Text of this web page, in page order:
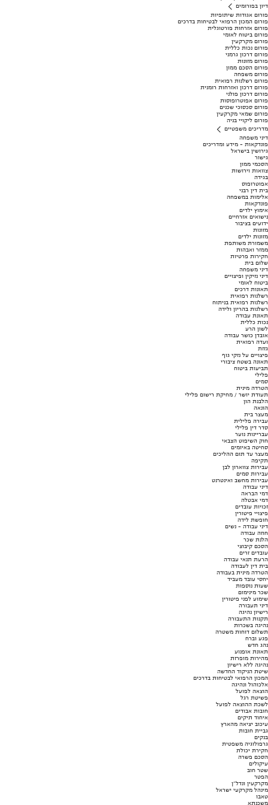
דיון בפורומים
פורום אגודות שיתופיות
פורום המכון הרפואי לבטיחות בדרכים
פורום אזרחות פורטוגלית
פורום ביטוח לאומי
פורום מקרקעין
פורום נכות כללית
פורום דרכון גרמני
פורום מזונות
פורום הסכם ממון
פורום משפחה
פורום רשלנות רפואית
פורום דרכון ואזרחות רומנית
פורום דרכון פולני
פורום אפוטרופוסות
פורום סכסוכי שכנים
פורום שמאי מקרקעין
פורום ליקויי בניה
מדריכים משפטיים
דיני משפחה
פונדקאות - מידע ומדריכים
גירושין בישראל
גישור
הסכמי ממון
צוואות וירושות
בגידה
אפוטרופוס
בית דין רבני
אלימות במשפחה
פונדקאות
אימוץ ילדים
נישואים אזרחיים
ידועים בציבור
מזונות
מזונות ילדים
משמורת משותפת
ממזר ואבהות
חקירות פרטיות
שלום בית
דיני משפחה
דיני נזיקין ופיצויים
ביטוח לאומי
תאונות דרכים
רשלנות רפואית
רשלנות רפואית בניתוח
רשלנות בהריון ולידה
תאונת עבודה
נכות כללית
לשון הרע
אובדן כושר עבודה
ועדה רפואית
גזזת
פיצויים על נזקי גוף
תאונה בשטח ציבורי
תביעות ביטוח
פלילי
סמים
הטרדה מינית
תעודת יושר / מחיקת רישום פלילי
הלבנת הון
הונאה
מעצר בית
עבירה פלילית
סדר דין פלילי
עבריינות נוער
חוק השיפוט הצבאי
סחיטה באיומים
מעצר עד תום ההליכים
תקיפה
עבירות צווארון לבן
עבירות סמים
עבירות מחשב ואינטרנט
דיני עבודה
דמי הבראה
דמי אבטלה
זכויות עובדים
פיצויי פיטורין
חופשת לידה
דיני עבודה - נשים
חוזה עבודה
הלנת שכר
הסכם קיבוצי
עובדים זרים
הרעת תנאי עבודה
בית דין לעבודה
הטרדה מינית בעבודה
יחסי עובד מעביד
שעות נוספות
שכר מינימום
שימוע לפני פיטורין
דיני תעבורה
רישיון נהיגה
תקנות התעבורה
נהיגה בשכרות
תשלום דוחות משטרה
פגע וברח
נהג חדש
תאונת אופנוע
מהירות מופרזת
נהיגה ללא רישיון
שיטת הניקוד החדשה
המכון הרפואי לבטיחות בדרכים
אלכוהול ונהיגה
הוצאה לפועל
פשיטת רגל
לשכת ההוצאה לפועל
חובות אבודים
איחוד תיקים
עיכוב יציאה מהארץ
גביית חובות
בנקים
גרפולוגיה משפטית
חקירת יכולת
הסכם פשרה
עיקולים
שטר חוב
הפטר
מקרקעין ונדל"ן
מינהל מקרקעי ישראל
טאבו
משכנתא